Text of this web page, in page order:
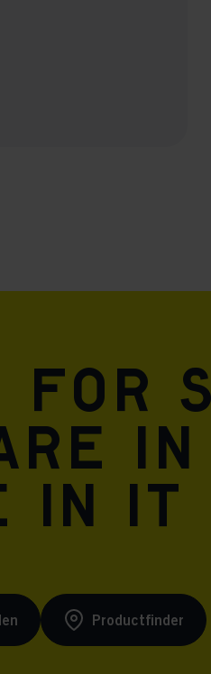
for
in
in
Productfinder